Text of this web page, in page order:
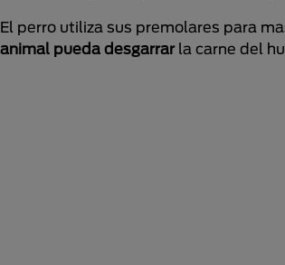
El perro utiliza sus premolares para
animal pueda desgarrarla carne del